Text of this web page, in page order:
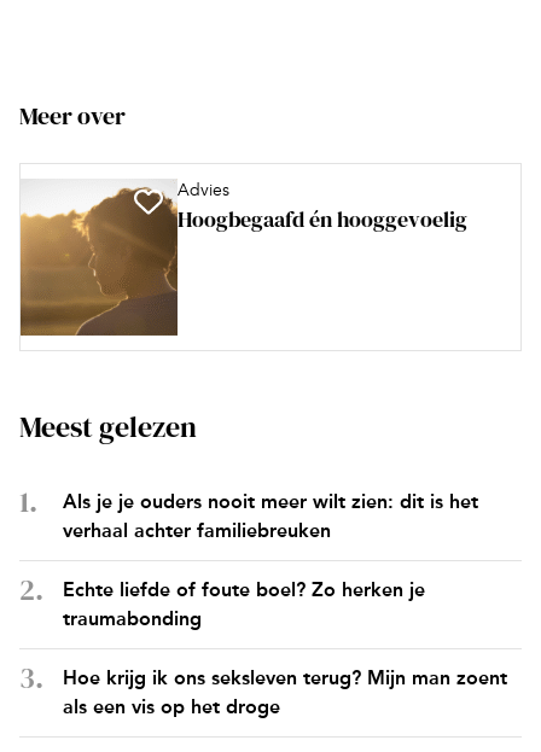
Meer over
Advies
Hoogbegaafd én hooggevoelig
Meest gelezen
Als je je ouders nooit meer wilt zien: dit is het
verhaal achter familiebreuken
Echte liefde of foute boel? Zo herken je
traumabonding
Hoe krijg ik ons seksleven terug? Mijn man zoent
als een vis op het droge